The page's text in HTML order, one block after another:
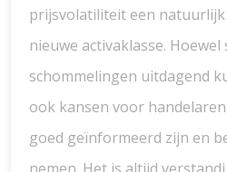
prijsvolatiliteit een natuurlijk
nieuwe activaklasse. Hoewel
schommelingen uitdagend
ook kansen voor
goed geïnformeerd zijn en